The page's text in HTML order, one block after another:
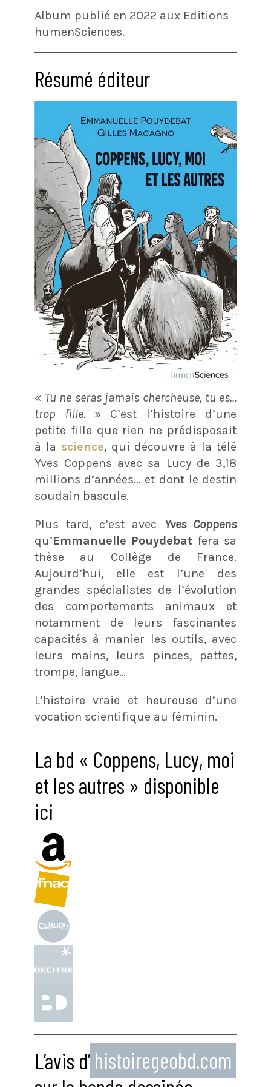
Album publié en 2022 aux Editions
humenSciences.
Résumé éditeur
« Tu ne seras jamais chercheuse, tu es…
trop fille. » C’est l’histoire d’une
petite fille que rien ne prédisposait
à la science, qui découvre à la télé
Yves Coppens avec sa Lucy de 3,18
millions d’années… et dont le destin
soudain bascule.
Plus tard, c’est avec Yves Coppens
qu’Emmanuelle Pouydebatfera sa
thèse au Collège de France.
Aujourd’hui, elle est l’une des
grandes spécialistes de l’évolution
des comportements animaux et
notamment de leurs fascinantes
capacités à manier les outils, avec
leurs mains, leurs pinces, pattes,
trompe, langue…
L’histoire vraie et heureuse d’une
vocation scientifique au féminin.
La bd « Coppens, Lucy, moi
et les autres » disponible
ici
L’avis d’ histoiregeobd.com